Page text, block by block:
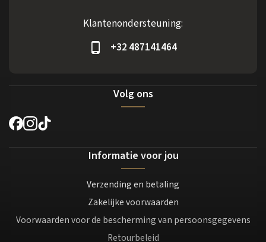
Klantenondersteuning:
+32 487141464
Volg ons
Informatie voor jou
Verzending en betaling
Zakelijke voorwaarden
Voorwaarden voor de bescherming van persoonsgegevens
Retourbeleid